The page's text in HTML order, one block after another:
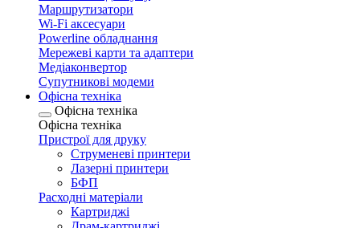
Маршрутизатори
Wi-Fi аксесуари
Рowerline обладнання
Мережеві карти та адаптери
Медіаконвертор
Супутникові модеми
Офісна техніка
Офісна техніка
Офісна техніка
Пристрої для друку
Струменеві принтери
Лазерні принтери
БФП
Расходні матеріали
Картриджі